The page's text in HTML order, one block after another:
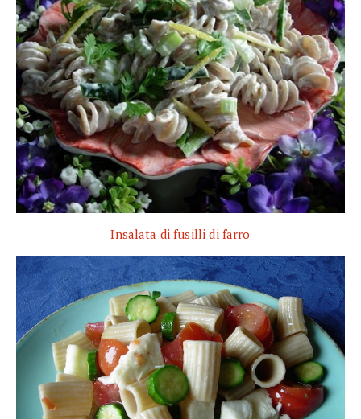
Insalata di fusilli di farro